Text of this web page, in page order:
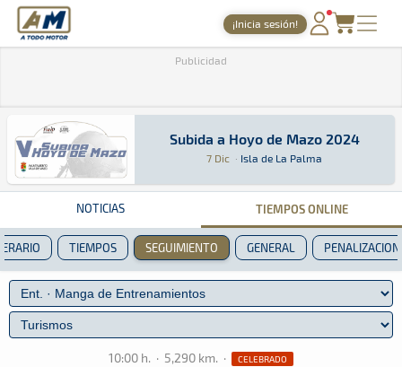
A Todo Motor · Revista del motor desde 1999
¡Inicia sesión!
NOTICIAS
AGENDA
GALERÍAS
TIENDA
ARCHIVO
Publicidad
Subida a Hoyo de Mazo 2024
Subida a Hoyo de Mazo 2024
7 Dic · Isla de La Palma
Montaña · Subida a Hoyo de Mazo 2024:
Isla de La Palma Isla de La Palma
NOTICIAS TIEMPOS ONLINE
TIEMPOS SEGUIMIENTO GENERAL
10:00 h. · 5,290 km. · CELEBRADO